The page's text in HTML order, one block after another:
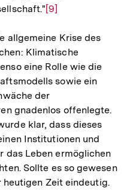
Zur
der
Fußnote
[9]
allgemeine Krise des
Klimatische
eine Rolle wie die
sowie ein
der
gnadenlos offenlegte.
klar, dass dieses
Institutionen und
das Leben ermöglichen
Sollte es so gewesen
heutigen Zeit eindeutig.